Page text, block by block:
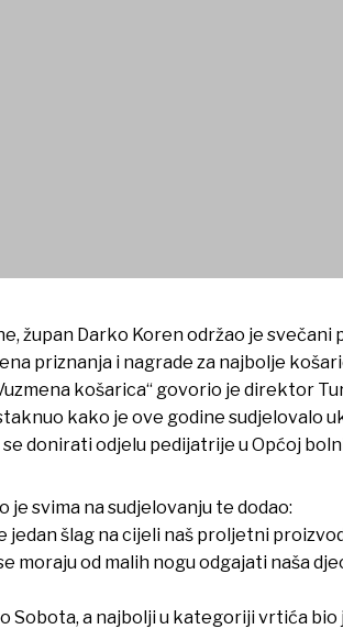
vrtića u projektu
župan Darko Koren održao je
priznanja i nagrade za najbolje
košarica“ govorio je direktor
kako je ove godine sudjelovalo
donirati odjelu pedijatrije u Općoj
je svima na sudjelovanju te dodao:
jedan šlag na cijeli naš proljetni
moraju od malih nogu odgajati naša
Sobota, a najbolji u kategoriji vrtića